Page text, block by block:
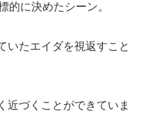
的に決めたシーン。
いたエイダを視返すこと
近づくことができていま